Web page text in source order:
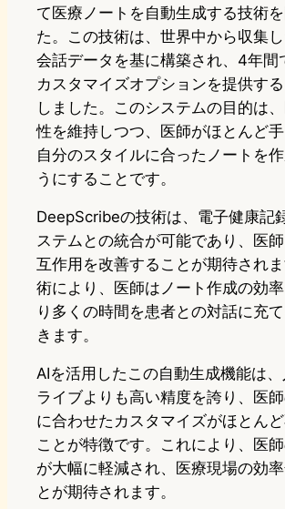
て医療ノートを自動生成する技術
た。この技術は、世界中から収集
会話データを基に構築され、4年間
カスタマイズオプションを提供す
しました。このシステムの目的は
性を維持しつつ、医師がほとんど
自分のスタイルに合ったノートを
うにすることです。
DeepScribeの技術は、電子健康記
ステムとの統合が可能であり、医
互作用を改善することが期待され
術により、医師はノート作成の効
り多くの時間を患者との対話に充
きます。
AIを活用したこの自動生成機能は
ライブよりも高い精度を誇り、医
に合わせたカスタマイズがほとん
ことが特徴です。これにより、医
が大幅に軽減され、医療現場の効
とが期待されます。